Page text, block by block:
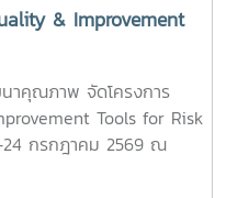
& Improvement
คุณภาพ จัดโครงการ
Tools for Risk
กรกฎาคม 2569 ณ